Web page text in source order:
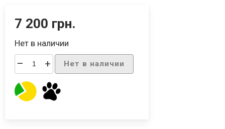
7 200 грн.
Нет в наличии
– + Нет в наличии